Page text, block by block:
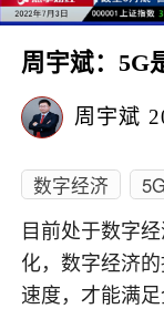
周宇斌：5G
周宇斌
数字经济 5G
目前处于数字
化，数字经济
速度，才能满足